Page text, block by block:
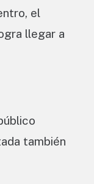
el
llegar a
también